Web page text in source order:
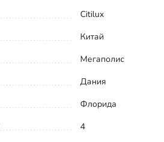
Citilux
Китай
Мегаполис
Дания
Флорида
4